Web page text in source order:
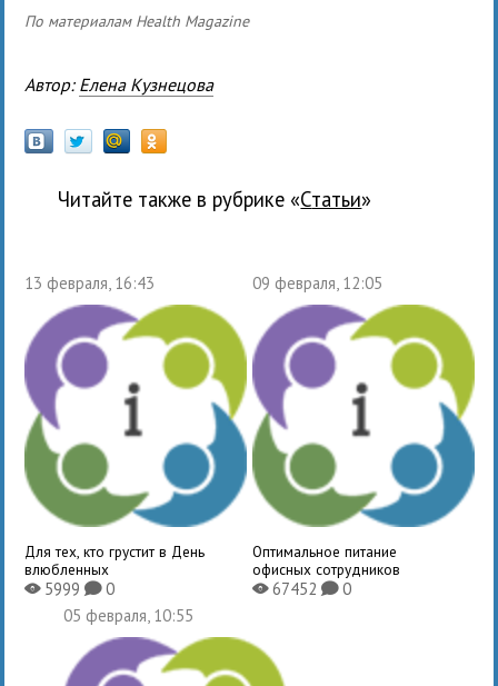
По материалам Health Magazine
Автор: Елена Кузнецова
Читайте также в рубрике « Статьи»
13 февраля, 16:43
Для тех, кто грустит в День
влюбленных
X5999K0
09 февраля, 12:05
Оптимальное питание
офисных сотрудников
X67452 K0
05 февраля, 10:55